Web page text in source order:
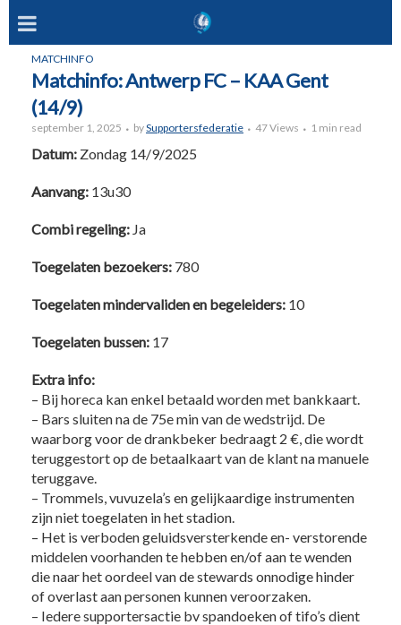
MATCHINFO
Matchinfo: Antwerp FC – KAA Gent
(14/9)
september 1, 2025 bySupportersfederatie 47 Views 1 min read
Datum: Zondag 14/9/2025
Aanvang: 13u30
Combi regeling: Ja
Toegelaten bezoekers: 780
Toegelaten mindervaliden en begeleiders: 10
Toegelaten bussen: 17
Extra info:
– Bij horeca kan enkel betaald worden met bankkaart.
– Bars sluiten na de 75e min van de wedstrijd. De
waarborg voor de drankbeker bedraagt 2 €, die wordt
teruggestort op de betaalkaart van de klant na manuele
teruggave.
– Trommels, vuvuzela’s en gelijkaardige instrumenten
zijn niet toegelaten in het stadion.
– Het is verboden geluidsversterkende en- verstorende
middelen voorhanden te hebben en/of aan te wenden
die naar het oordeel van de stewards onnodige hinder
of overlast aan personen kunnen veroorzaken.
– Iedere supportersactie bv spandoeken of tifo’s dient